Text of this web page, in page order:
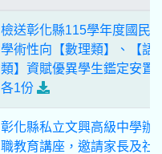
檢送彰化縣115學年度國民
學術性向【數理類】、【語
類】資賦優異學生鑑定安置
各1份
彰化縣私立文興高級中學辦
職教育講座，邀請家長及社